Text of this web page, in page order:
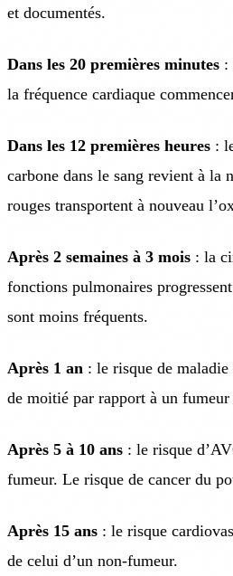
et documentés.
Dans les 20 premières minutes :
la fréquence cardiaque
Dans les 12 premières heures :
carbone dans le sang revient à la
rouges transportent à nouveau
Après 2 semaines à 3 mois : la
fonctions pulmonaires
sont moins fréquents.
Après 1 an : le risque de
de moitié par rapport à un
Après 5 à 10 ans : le risque
fumeur. Le risque de cancer du
Après 15 ans : le risque
de celui d’un non-fumeur.